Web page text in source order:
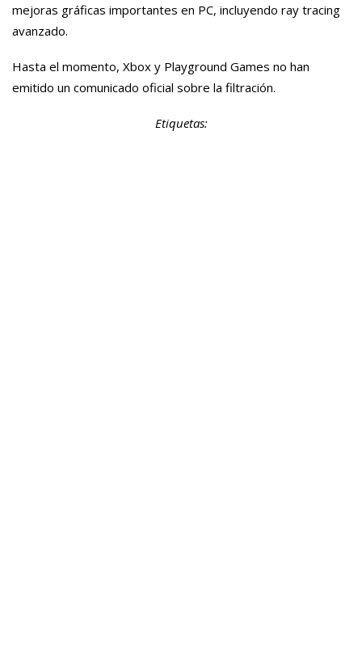
mejoras gráficas importantes en PC, incluyendo ray tracing
avanzado.
Hasta el momento, Xbox y Playground Games no han
emitido un comunicado oficial sobre la filtración.
Etiquetas: